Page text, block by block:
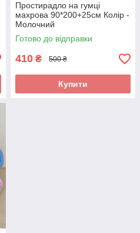
Простирадло на гумці
махрова 90*200+25см Колір -
Молочний
Готово до відправки
410 ₴ 500 ₴
Купити